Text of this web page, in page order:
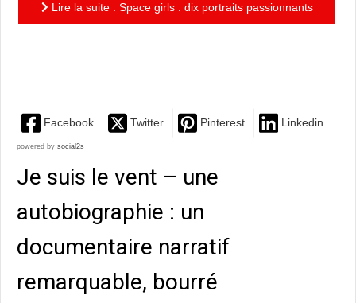
Lire la suite : Space girls : dix portraits passionnants
Facebook Twitter Pinterest Linkedin
powered by social2s
Je suis le vent – une
autobiographie : un
documentaire narratif
remarquable, bourré